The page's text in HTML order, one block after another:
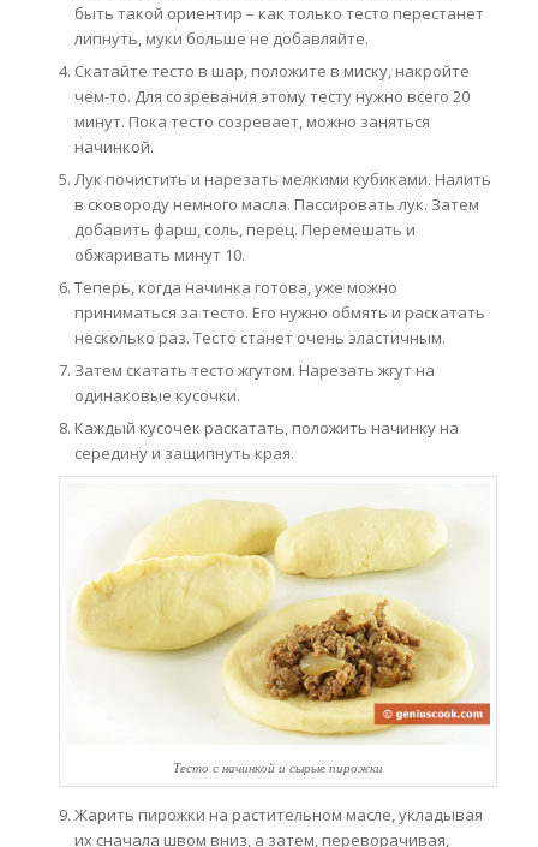
быть такой ориентир – как только тесто перестанет
липнуть, муки больше не добавляйте.
Скатайте тесто в шар, положите в миску, накройте
чем-то. Для созревания этому тесту нужно всего 20
минут. Пока тесто созревает, можно заняться
начинкой.
Лук почистить и нарезать мелкими кубиками. Налить
в сковороду немного масла. Пассировать лук. Затем
добавить фарш, соль, перец. Перемешать и
обжаривать минут 10.
Теперь, когда начинка готова, уже можно
приниматься за тесто. Его нужно обмять и раскатать
несколько раз. Тесто станет очень эластичным.
Затем скатать тесто жгутом. Нарезать жгут на
одинаковые кусочки.
Каждый кусочек раскатать, положить начинку на
середину и защипнуть края.
Тесто с начинкой и сырые пирожки
Жарить пирожки на растительном масле, укладывая
их сначала швом вниз, а затем, переворачивая,